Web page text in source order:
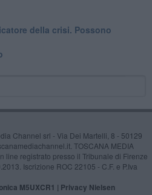
della crisi. Possono
Channel srl - Via Dei Martelli, 8 - 50129
TOSCANA MEDIA
line registrato presso il Tribunale di Firenze
Iscrizione ROC 22105 - C.F. e P.Iva
M5UXCR1 | Privacy Nielsen